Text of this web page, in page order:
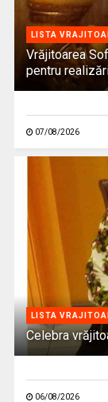
LISTA
Vrăjitoarea
pentru
07/08/2026
LISTA
Celebra
06/08/2026